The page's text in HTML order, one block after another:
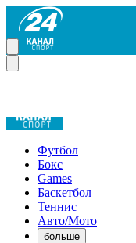
Футбол
Бокс
Games
Баскетбол
Теннис
Авто/Мото
больше